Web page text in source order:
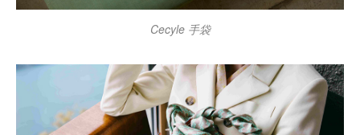
Cecyle 手袋